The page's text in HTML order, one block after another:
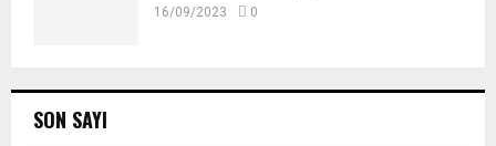
16/09/2023 0
SON SAYI